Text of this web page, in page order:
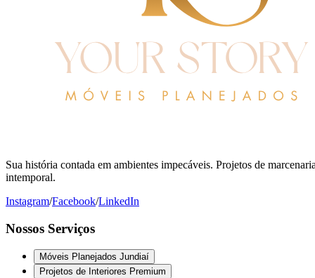
Sua história contada em ambientes impecáveis. Projetos de
intemporal.
Instagram/Facebook/LinkedIn
Nossos Serviços
Móveis Planejados Jundiaí
Projetos de Interiores Premium